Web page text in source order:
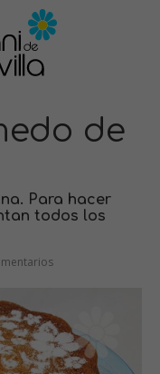
de
Para hacer
todos los